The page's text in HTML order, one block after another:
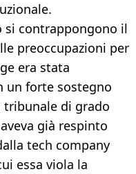
si contrappongono il
preoccupazioni per
era stata
un forte sostegno
tribunale di grado
già respinto
tech company
essa viola la